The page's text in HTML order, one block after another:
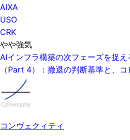
AIXA
USO
CRK
やや強気
AIインフラ構築の次フェーズを捉
（Part 4）：撤退の判断基準と、
コンヴェクィティ